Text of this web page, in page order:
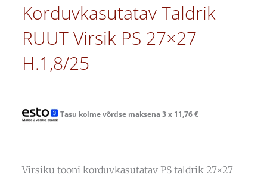
Korduvkasutatav Taldrik
RUUT Virsik PS 27×27
H.1,8/25
Tasu kolme võrdse maksena 3 x 11,76€
Virsiku tooni korduvkasutatav PS taldrik 27×27